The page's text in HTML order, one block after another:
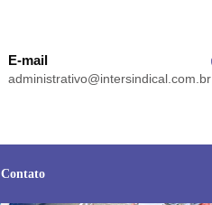
E-mail
administrativo@intersindical.com.br
Contato